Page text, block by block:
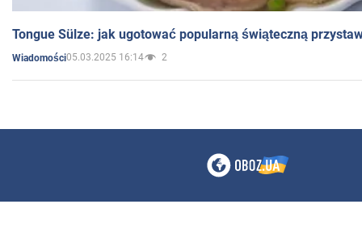
Tongue Sülze: jak ugotować popularną świąteczną
Wiadomości05.03.2025 16:14 2